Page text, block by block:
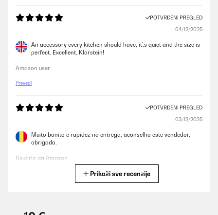
POTVRĐENI PREGLED
04/12/2025
An accessory every kitchen should have, it',s quiet and the size is
perfect. Excellent, Klarstein!
Amazon user
Prevedi
POTVRĐENI PREGLED
03/12/2025
Muito bonito e rapidez na entrega, aconselho este vendedor,
obrigado.
Usuário da Amazon
Prikaži sve recenzije